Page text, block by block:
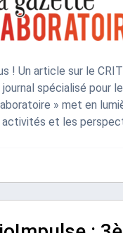
! Un article sur le
journal spécialisé pour
» met en
activités et les